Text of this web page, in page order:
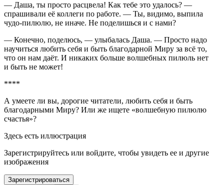
— Даша, ты просто расцвела! Как тебе это удалось? —
спрашивали её коллеги по работе. — Ты, видимо, выпила
чудо-пилюлю, не иначе. Не поделишься и с нами?
— Конечно, поделюсь, — улыбалась Даша. — Просто надо
научиться любить себя и быть благодарной Миру за всё то,
что он нам даёт. И никаких больше волшебных пилюль нет
и быть не может!
****
А умеете ли вы, дорогие читатели, любить себя и быть
благодарными Миру? Или же ищете «волшебную пилюлю
счастья»?
Здесь есть иллюстрация
Зарегистрируйтесь или войдите, чтобы увидеть ее и другие
изображения
Зарегистрироваться